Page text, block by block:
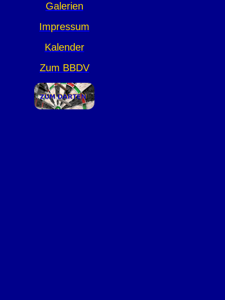
Galerien
Impressum
Kalender
Zum BBDV